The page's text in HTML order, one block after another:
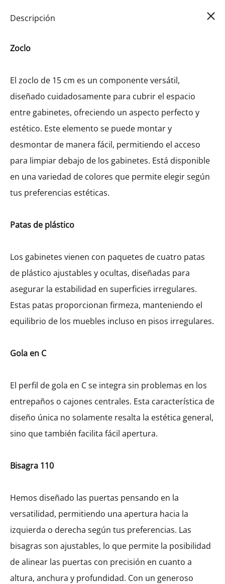
0
Descripción
Zoclo
El zoclo de 15 cm es un componente versátil,
diseñado cuidadosamente para cubrir el espacio
entre gabinetes, ofreciendo un aspecto perfecto y
estético. Este elemento se puede montar y
desmontar de manera fácil, permitiendo el acceso
para limpiar debajo de los gabinetes. Está disponible
en una variedad de colores que permite elegir según
tus preferencias estéticas.
Patas de plástico
Los gabinetes vienen con paquetes de cuatro patas
de plástico ajustables y ocultas, diseñadas para
asegurar la estabilidad en superficies irregulares.
Estas patas proporcionan firmeza, manteniendo el
equilibrio de los muebles incluso en pisos irregulares.
Gola en C
El perfil de gola en C se integra sin problemas en los
entrepaños o cajones centrales. Esta característica de
diseño única no solamente resalta la estética general,
sino que también facilita fácil apertura.
Bisagra 110
Hemos diseñado las puertas pensando en la
versatilidad, permitiendo una apertura hacia la
izquierda o derecha según tus preferencias. Las
bisagras son ajustables, lo que permite la posibilidad
de alinear las puertas con precisión en cuanto a
altura, anchura y profundidad. Con un generoso